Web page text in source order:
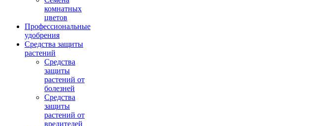
комнатных
цветов
Профессиональные
удобрения
Средства защиты
растений
Средства
защиты
растений от
болезней
Средства
защиты
растений от
вредителей